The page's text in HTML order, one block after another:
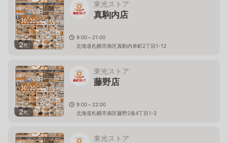
2枚
東光ストア
真駒内店
9:00～21:00
北海道札幌市南区真駒内幸町2丁目1-12
2枚
東光ストア
藤野店
9:00～22:00
北海道札幌市南区藤野2条4丁目1-2
東光ストア